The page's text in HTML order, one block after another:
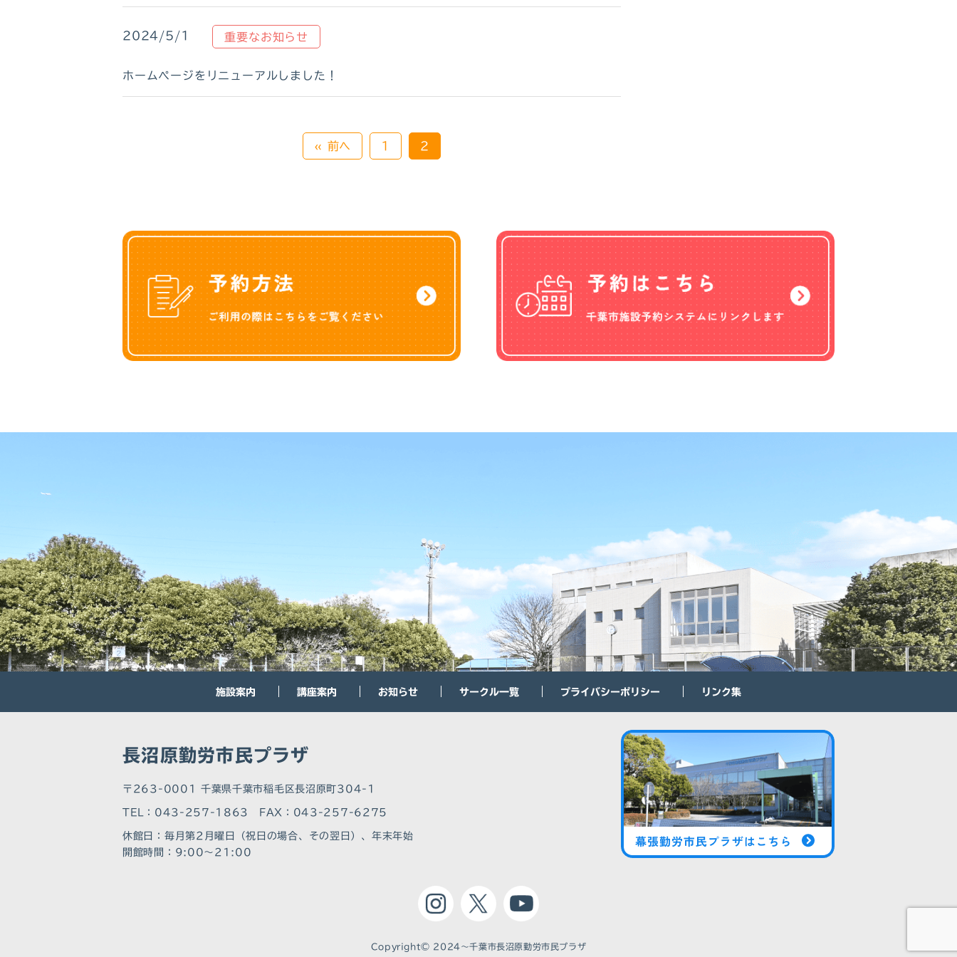
2024/5/1 重要なお知らせ
ホームぺージをリニューアルしました！
« 前へ 1 2
施設案内 講座案内 お知らせ サークル一覧 プライバシーポリシー リンク集
長沼原勤労市民プラザ
〒263-0001 千葉県千葉市稲毛区長沼原町304-1
TEL：043-257-1863 FAX：043-257-6275
休館⽇：毎月第2月曜日（祝日の場合、その翌日）、年末年始
開館時間：9:00～21:00
Copyright© 2024～千葉市長沼原勤労市⺠プラザ